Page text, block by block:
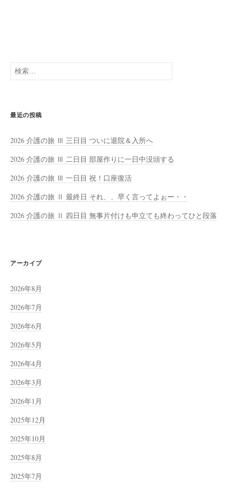
検
索:
最近の投稿
2026 介護の旅 Ⅲ 三日目 ついに退院＆入所へ
2026 介護の旅 Ⅲ 二日目 部屋作りに一日中没頭する
2026 介護の旅 Ⅲ 一日目 祝！口座復活
2026 介護の旅 Ⅱ 最終日 それ、、早く言ってよぉー・・
2026 介護の旅 Ⅱ 四日目 無事片付けも申立ても終わってひと段落
アーカイブ
2026年8月
2026年7月
2026年6月
2026年5月
2026年4月
2026年3月
2026年1月
2025年12月
2025年10月
2025年8月
2025年7月